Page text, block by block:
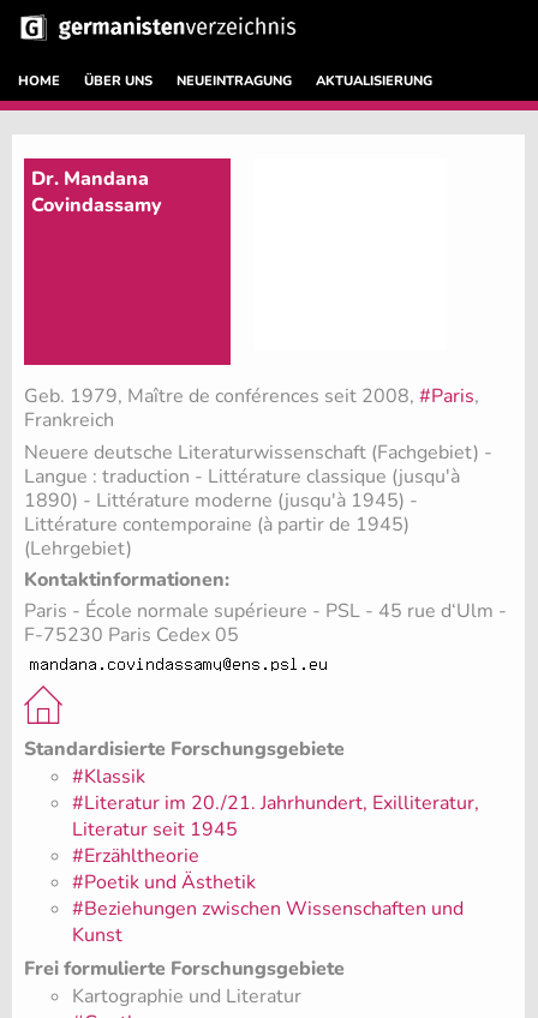
HOME ÜBER UNS NEUEINTRAGUNG AKTUALISIERUNG
Dr. Mandana
Covindassamy
Geb. 1979, Maître de conférences seit 2008, #Paris,
Frankreich
Neuere deutsche Literaturwissenschaft (Fachgebiet) -
Langue : traduction - Littérature classique (jusqu'à
1890) - Littérature moderne (jusqu'à 1945) -
Littérature contemporaine (à partir de 1945)
(Lehrgebiet)
Kontaktinformationen:
Paris - École normale supérieure - PSL - 45 rue d‘Ulm -
F-75230 Paris Cedex 05
Standardisierte Forschungsgebiete
#Klassik
#Literatur im 20./21. Jahrhundert, Exilliteratur,
Literatur seit 1945
#Erzähltheorie
#Poetik und Ästhetik
#Beziehungen zwischen Wissenschaften und
Kunst
Frei formulierte Forschungsgebiete
Kartographie und Literatur